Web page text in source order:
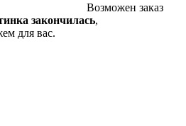
Возможен заказ
закончилась,
для вас.